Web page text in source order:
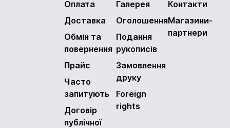
Оплата
Доставка
Обмін та
повернення
Прайс
Часто
запитують
Договір
публічної
Галерея
Оголошення
Подання
рукописів
Замовлення
друку
Foreign
rights
Контакти
Магазини-
партнери